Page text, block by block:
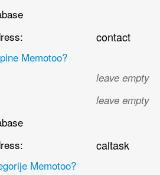
contact
Memotoo?
leave empty
leave empty
caltask
Memotoo?